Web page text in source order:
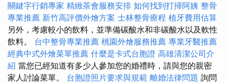
關鍵字行銷專家 精緻茶會服務安排 如何找到打掃阿姨 整骨
專業推薦 新竹高評價外燴方案 士林整骨療程 植牙費用估算
另外，考慮較小的飲料，並準備碳酸水和非碳酸水以及軟性
飲料。 台中整骨專業推薦 桃園外燴服務推薦 專業牙醫推薦
經典中式外燴菜單推薦 什麼是卡式台胞證 高雄清潔公司介
紹 當您已經知道有多少人參加您的婚禮時，請與您的親密
家人討論菜單。 台胞證照片要求與規範 離婚法律問題 詢問